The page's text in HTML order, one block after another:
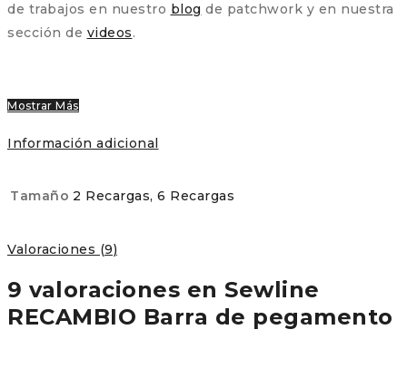
de trabajos en nuestro blog de patchwork y en nuestra
sección de videos.
Mostrar Más
Información adicional
Tamaño 2 Recargas, 6 Recargas
Valoraciones (9)
9 valoraciones en Sewline
RECAMBIO Barra de pegamento